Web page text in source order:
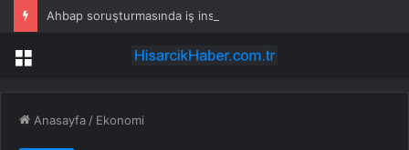
Menü
Anasayfa / Ekonomi